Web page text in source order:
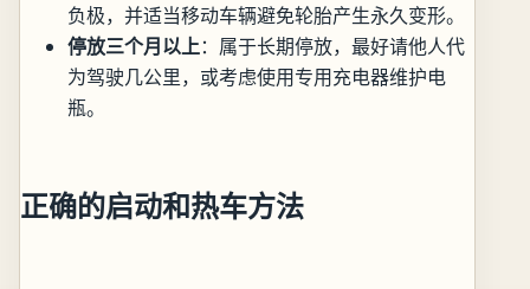
负极，并适当移动车辆避免轮胎产生永久变形。
停放三个月以上：属于长期停放，最好请他人代
为驾驶几公里，或考虑使用专用充电器维护电
瓶。
正确的启动和热车方法